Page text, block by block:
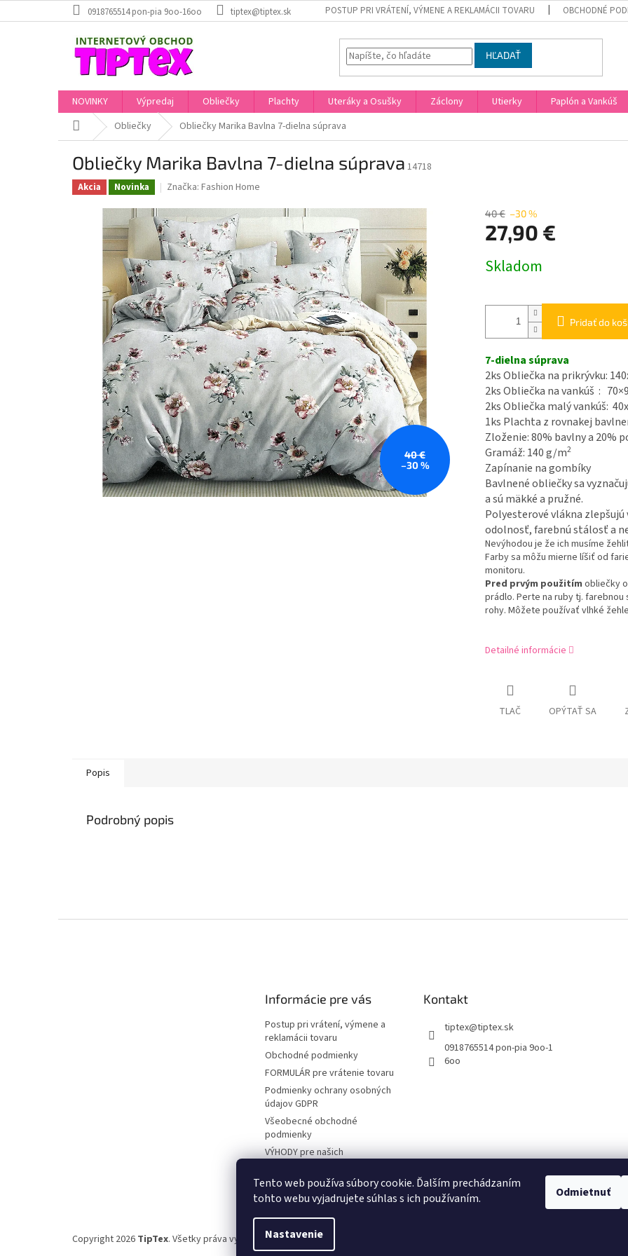
Tento web používa súbory cookie. Ďalším prechádzaním
tohto webu vyjadrujete súhlas s ich používaním.
Nastavenie
Odmietnuť
na
0918765514 pon-pia 9oo-16oo tiptex@tiptex.sk POSTUP PRI VRÁTENÍ, VÝMENE A REKLAMÁCII TOVARU OBCHODNÉ
HĽADAŤ
NOVINKY Výpredaj Obliečky Plachty Uteráky a Osušky Záclony Utierky Paplón a Vankúš
Domov Obliečky Obliečky Marika Bavlna 7-dielna súprava
Obliečky Marika Bavlna 7-dielna súprava 14718
Akcia Novinka Značka: Fashion Home
40 €
–30 %
40 € –30 %
27,90 €
cena:
Skladom
Pridať do
7-dielna súprava
2ks Obliečka na prikrývku:
2ks Obliečka na vankúš :
2ks Obliečka malý vankúš:
1ks Plachta z rovnakej
Zloženie:80% bavlny a 20%
Gramáž: 140 g/m2
Zapínanie na gombíky
Bavlnené obliečky sa
a sú mäkké a pružné.
Polyesterové vlákna
odolnosť, farebnú stálosť a
Nevýhodou je že ich musíme
Farby sa môžu mierne líšiť od
monitoru.
Pred prvým použitím obliečky
prádlo. Perte na ruby tj.
rohy. Môžete používať vlhké
Detailné informácie
TLAČ OPÝTAŤ SA
Popis
Podrobný popis
Informácie pre vás
Postup pri vrátení, výmene a
reklamácii tovaru
Obchodné podmienky
FORMULÁR pre vrátenie tovaru
Podmienky ochrany osobných
údajov GDPR
Všeobecné obchodné
podmienky
VÝHODY pre našich
KONTAKT
Kontakt
tiptex@tiptex.sk
0918765514 pon-pia 9oo-1
6oo
Copyright 2026 TipTex. Všetky práva vyhradené.Upraviť nastavenie cookies